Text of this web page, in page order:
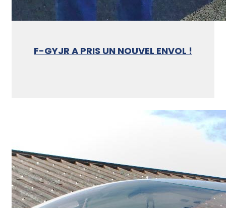
F-GYJR A PRIS UN NOUVEL ENVOL !